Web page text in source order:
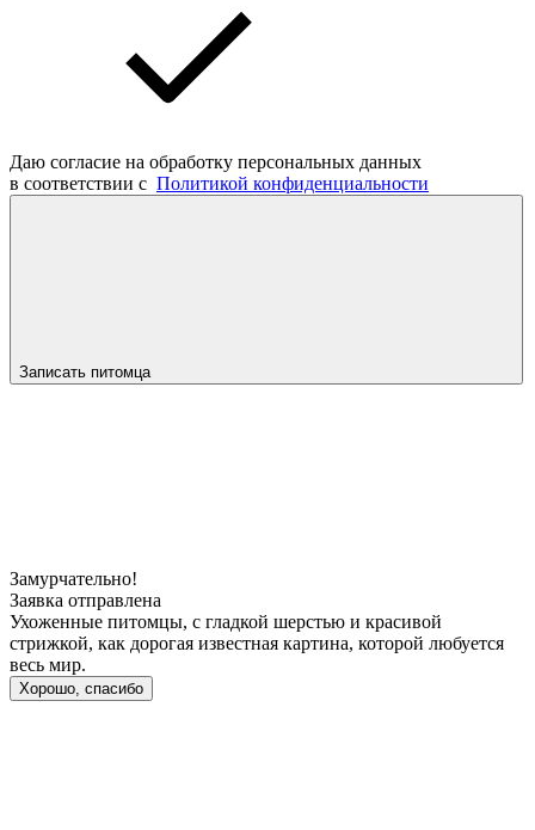
Даю согласие на обработку персональных данных
в соответствии с Политикой конфиденциальности
Записать питомца
Замурчательно!
Заявка отправлена
Ухоженные питомцы, с гладкой шерстью и красивой
стрижкой, как дорогая известная картина, которой любуется
весь мир.
Хорошо, спасибо